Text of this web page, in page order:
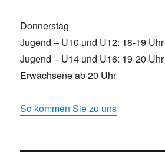
Donnerstag
Jugend – U10 und U12: 18-19 Uhr
Jugend – U14 und U16: 19-20 Uhr
Erwachsene ab 20 Uhr
So kommen Sie zu uns